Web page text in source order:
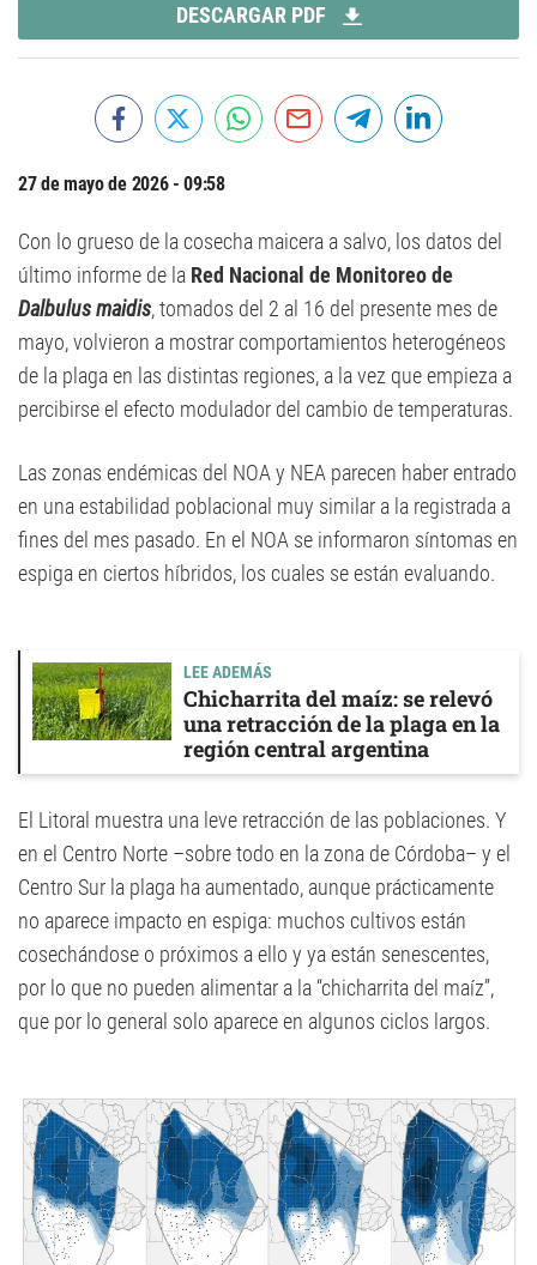
DESCARGAR PDF
27 de mayo de 2026 - 09:58
Con lo grueso de la cosecha maicera a salvo, los datos del
último informe de la Red Nacional de Monitoreo de
Dalbulus maidis, tomados del 2 al 16 del presente mes de
mayo, volvieron a mostrar comportamientos heterogéneos
de la plaga en las distintas regiones, a la vez que empieza a
percibirse el efecto modulador del cambio de temperaturas.
Las zonas endémicas del NOA y NEA parecen haber entrado
en una estabilidad poblacional muy similar a la registrada a
fines del mes pasado. En el NOA se informaron síntomas en
espiga en ciertos híbridos, los cuales se están evaluando.
LEE ADEMÁS
Chicharrita del maíz: se relevó
una retracción de la plaga en la
región central argentina
El Litoral muestra una leve retracción de las poblaciones. Y
en el Centro Norte –sobre todo en la zona de Córdoba– y el
Centro Sur la plaga ha aumentado, aunque prácticamente
no aparece impacto en espiga: muchos cultivos están
cosechándose o próximos a ello y ya están senescentes,
por lo que no pueden alimentar a la “chicharrita del maíz”,
que por lo general solo aparece en algunos ciclos largos.